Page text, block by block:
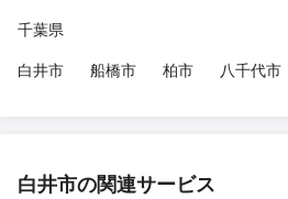
千葉県
白井市
船橋市 柏市 八千代市
白井市の関連サービス